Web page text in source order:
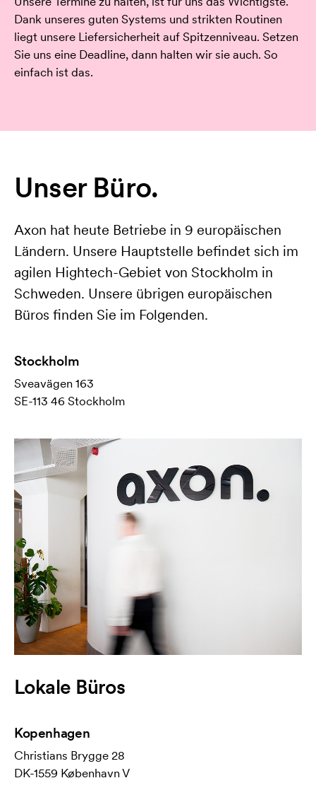
Dank unseres guten Systems und strikten Routinen
liegt unsere Liefersicherheit auf Spitzenniveau. Setzen
Sie uns eine Deadline, dann halten wir sie auch. So
einfach ist das.
Unser Büro.
Axon hat heute Betriebe in 9 europäischen
Ländern. Unsere Hauptstelle befindet sich im
agilen Hightech-Gebiet von Stockholm in
Schweden. Unsere übrigen europäischen
Büros finden Sie im Folgenden.
Stockholm
Sveavägen 163
SE-113 46 Stockholm
Lokale Büros
Kopenhagen
Christians Brygge 28
DK-1559 København V